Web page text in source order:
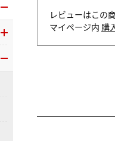
レビューはこの
マイページ内 購